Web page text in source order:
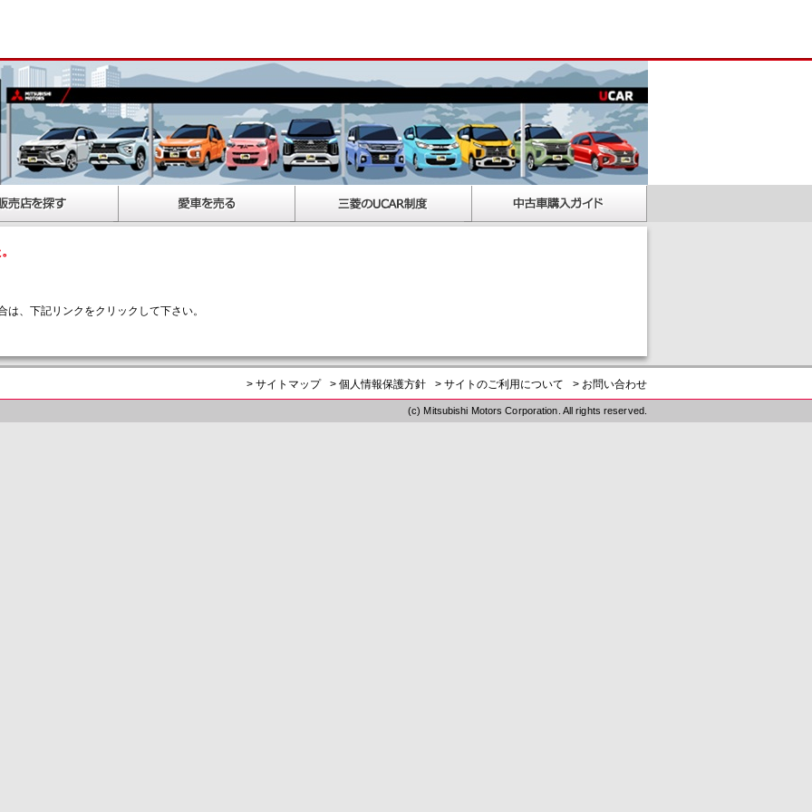
、下記リンクをクリックして下さい。
> サイトマップ > 個人情報保護方針 > サイトのご利用について > お問い合わせ
(c) Mitsubishi Motors Corporation. All rights reserved.